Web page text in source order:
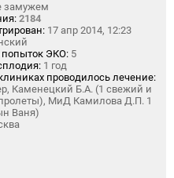
замужем
2184
17 апр 2014, 12:23
попыток ЭКО: 5
1 год
проводилось лечение:
Каменецкий Б.А. (1 свежий и
МиД Камилова Д.П. 1
Ваня)